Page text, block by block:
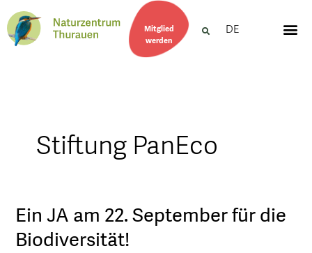
Mitglied
werden
DE
Stiftung PanEco
Ein JA am 22. September für die
Biodiversität!
Ein
am